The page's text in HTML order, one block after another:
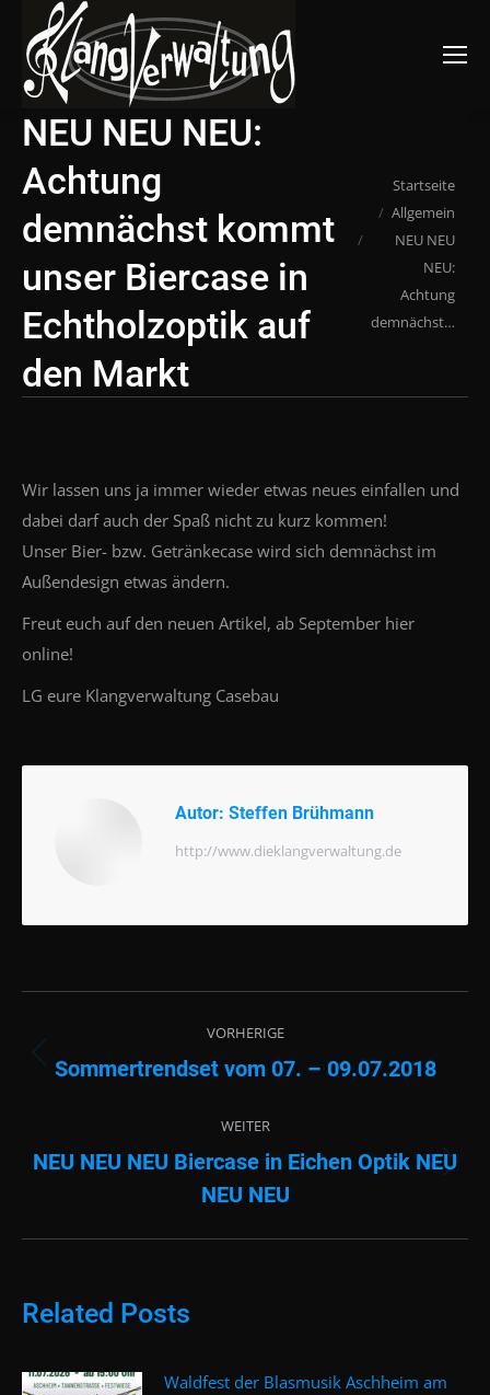
Suchen:
NEU NEU NEU:
Achtung
demnächst kommt
unser Biercase in
Echtholzoptik auf
den Markt
Du bist hier:
Startseite
Allgemein
NEU NEU
NEU:
Achtung
demnächst…
Wir lassen uns ja immer wieder etwas neues einfallen und
dabei darf auch der Spaß nicht zu kurz kommen!
Unser Bier- bzw. Getränkecase wird sich demnächst im
Außendesign etwas ändern.
Freut euch auf den neuen Artikel, ab September hier
online!
LG eure Klangverwaltung Casebau
Autor: Steffen Brühmann
http://www.dieklangverwaltung.de
VORHERIGE
Vorheriger
Sommertrendset vom 07. – 09.07.2018
WEITER
Nächster
Beitrag:
NEU NEU NEU Biercase in Eichen Optik NEU
NEU NEU
Related Posts
Waldfest der Blasmusik Aschheim am